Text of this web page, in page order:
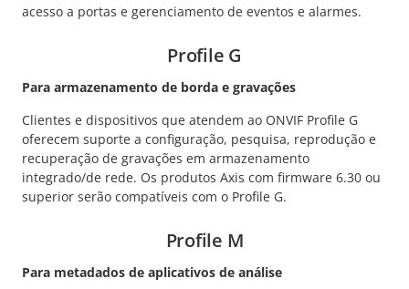
acesso a portas e gerenciamento de eventos e alarmes.
Profile G
Para armazenamento de borda e gravações
Clientes e dispositivos que atendem ao ONVIF Profile G
oferecem suporte a configuração, pesquisa, reprodução e
recuperação de gravações em armazenamento
integrado/de rede. Os produtos Axis com firmware 6.30 ou
superior serão compatíveis com o Profile G.
Profile M
Para metadados de aplicativos de análise